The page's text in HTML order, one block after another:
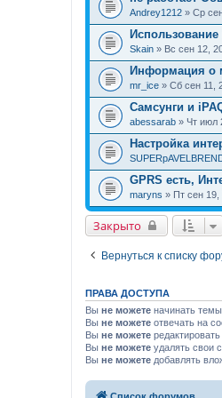
Andrey1212 » Ср
Использование
Skain » Вс сен 12,
Информация о
mr_ice » Сб сен 11,
Самсунги и
abessarab » Чт июл
Настройка
GPRS есть,
maryns » Пт сен 19,
Закрыто
Вернуться к списку
ПРАВА ДОСТУПА
Вы не можете начинать темы
Вы не можете отвечать на
Вы не можете
Вы не можете удалять свои
Вы не можете добавлять